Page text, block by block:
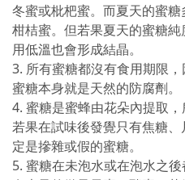
冬蜜或枇杷蜜。而夏天的蜜
柑桔蜜。但若果夏天的蜜糖
用低溫也會形成結晶。
3. 所有蜜糖都沒有食用期限
蜜糖本身就是天然的防腐劑。
4. 蜜糖是蜜蜂由花朵內提取
若果在試味後發覺只有焦糖
定是摻雜或假的蜜糖。
5. 蜜糖在未泡水或在泡水之